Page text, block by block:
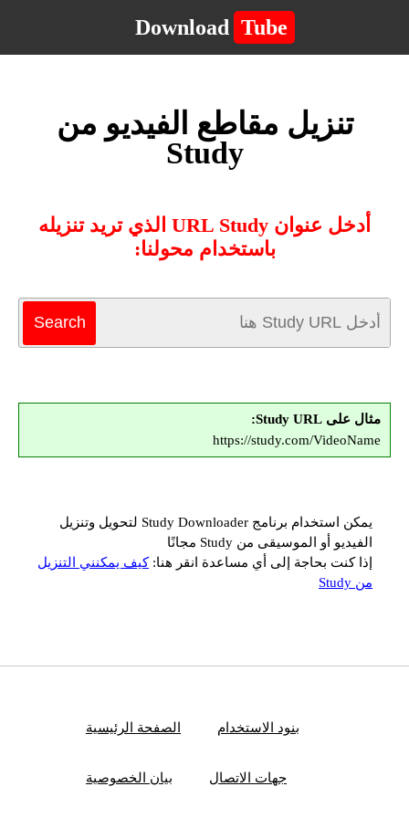
Download Tube
تنزيل مقاطع الفيديو من
Study
أدخل عنوان URL Study الذي تريد تنزيله
باستخدام محولنا:
مثال على Study URL:
https://study.com/VideoName
يمكن استخدام برنامج Study Downloader لتحويل وتنزيل
الفيديو أو الموسيقى من Study مجانًا
إذا كنت بحاجة إلى أي مساعدة انقر هنا:كيف يمكنني التنزيل
من Study
الصفحة الرئيسية بنود الاستخدام
بيان الخصوصية جهات الاتصال